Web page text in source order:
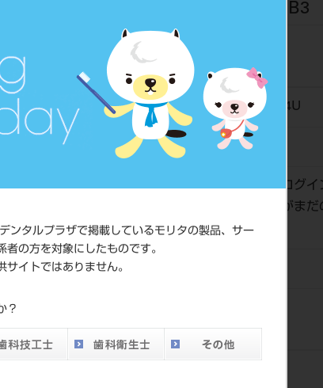
ンタルプラザで掲載しているモリタの製品、サー
者の方を対象にしたものです。
イトではありません。
？
エンデュラ アンテリオ 6歯 B3
Resin Anterior Teeth
硬質レジン歯
品目コード 204350066HSS4U
JAN/EANコード 4548162018373
価格の確認は『ログイ
ネット会員登録がまだ
い。
メーカー
ジ